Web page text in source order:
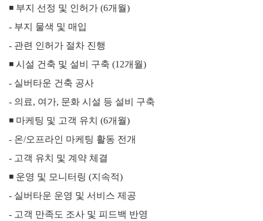
◾ 부지 선정 및 인허가 (6개월)
- 부지 물색 및 매입
- 관련 인허가 절차 진행
◾ 시설 건축 및 설비 구축 (12개월)
- 실버타운 건축 공사
- 의료, 여가, 문화 시설 등 설비 구축
◾ 마케팅 및 고객 유치 (6개월)
- 온/오프라인 마케팅 활동 전개
- 고객 유치 및 계약 체결
◾ 운영 및 모니터링 (지속적)
- 실버타운 운영 및 서비스 제공
- 고객 만족도 조사 및 피드백 반영